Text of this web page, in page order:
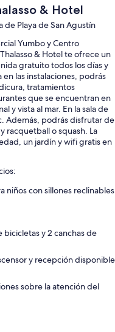
& Hotel
de Playa de San Agustín
Yumbo y Centro
& Hotel te ofrece un
gratuito todos los días y
en las instalaciones, podrás
tratamientos
que se encuentran en
y vista al mar. En la sala de
Además, podrás disfrutar de
racquetball o squash. La
un jardín y wifi gratis en
niños con sillones reclinables
bicicletas y 2 canchas de
y recepción disponible
sobre la atención del